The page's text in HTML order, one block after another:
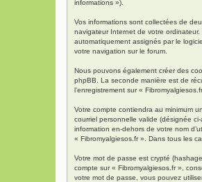
informations »).
Vos informations sont collectées de
navigateur Internet de votre
automatiquement assignés par le
votre navigation sur le forum.
Nous pouvons également créer des
phpBB. La seconde manière est de
l’enregistrement sur «
Votre compte contiendra au minimum
courriel personnelle valide (désignée
information en-dehors de votre nom
« Fibromyalgiesos.fr ». Dans tous les
Votre mot de passe est crypté
compte sur « Fibromyalgiesos.fr »,
votre mot de passe, vous pouvez